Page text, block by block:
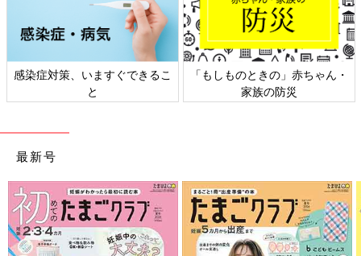
感染症対策、いますぐできるこ
と
「もしものときの」赤ちゃん・
家族の防災
最新号